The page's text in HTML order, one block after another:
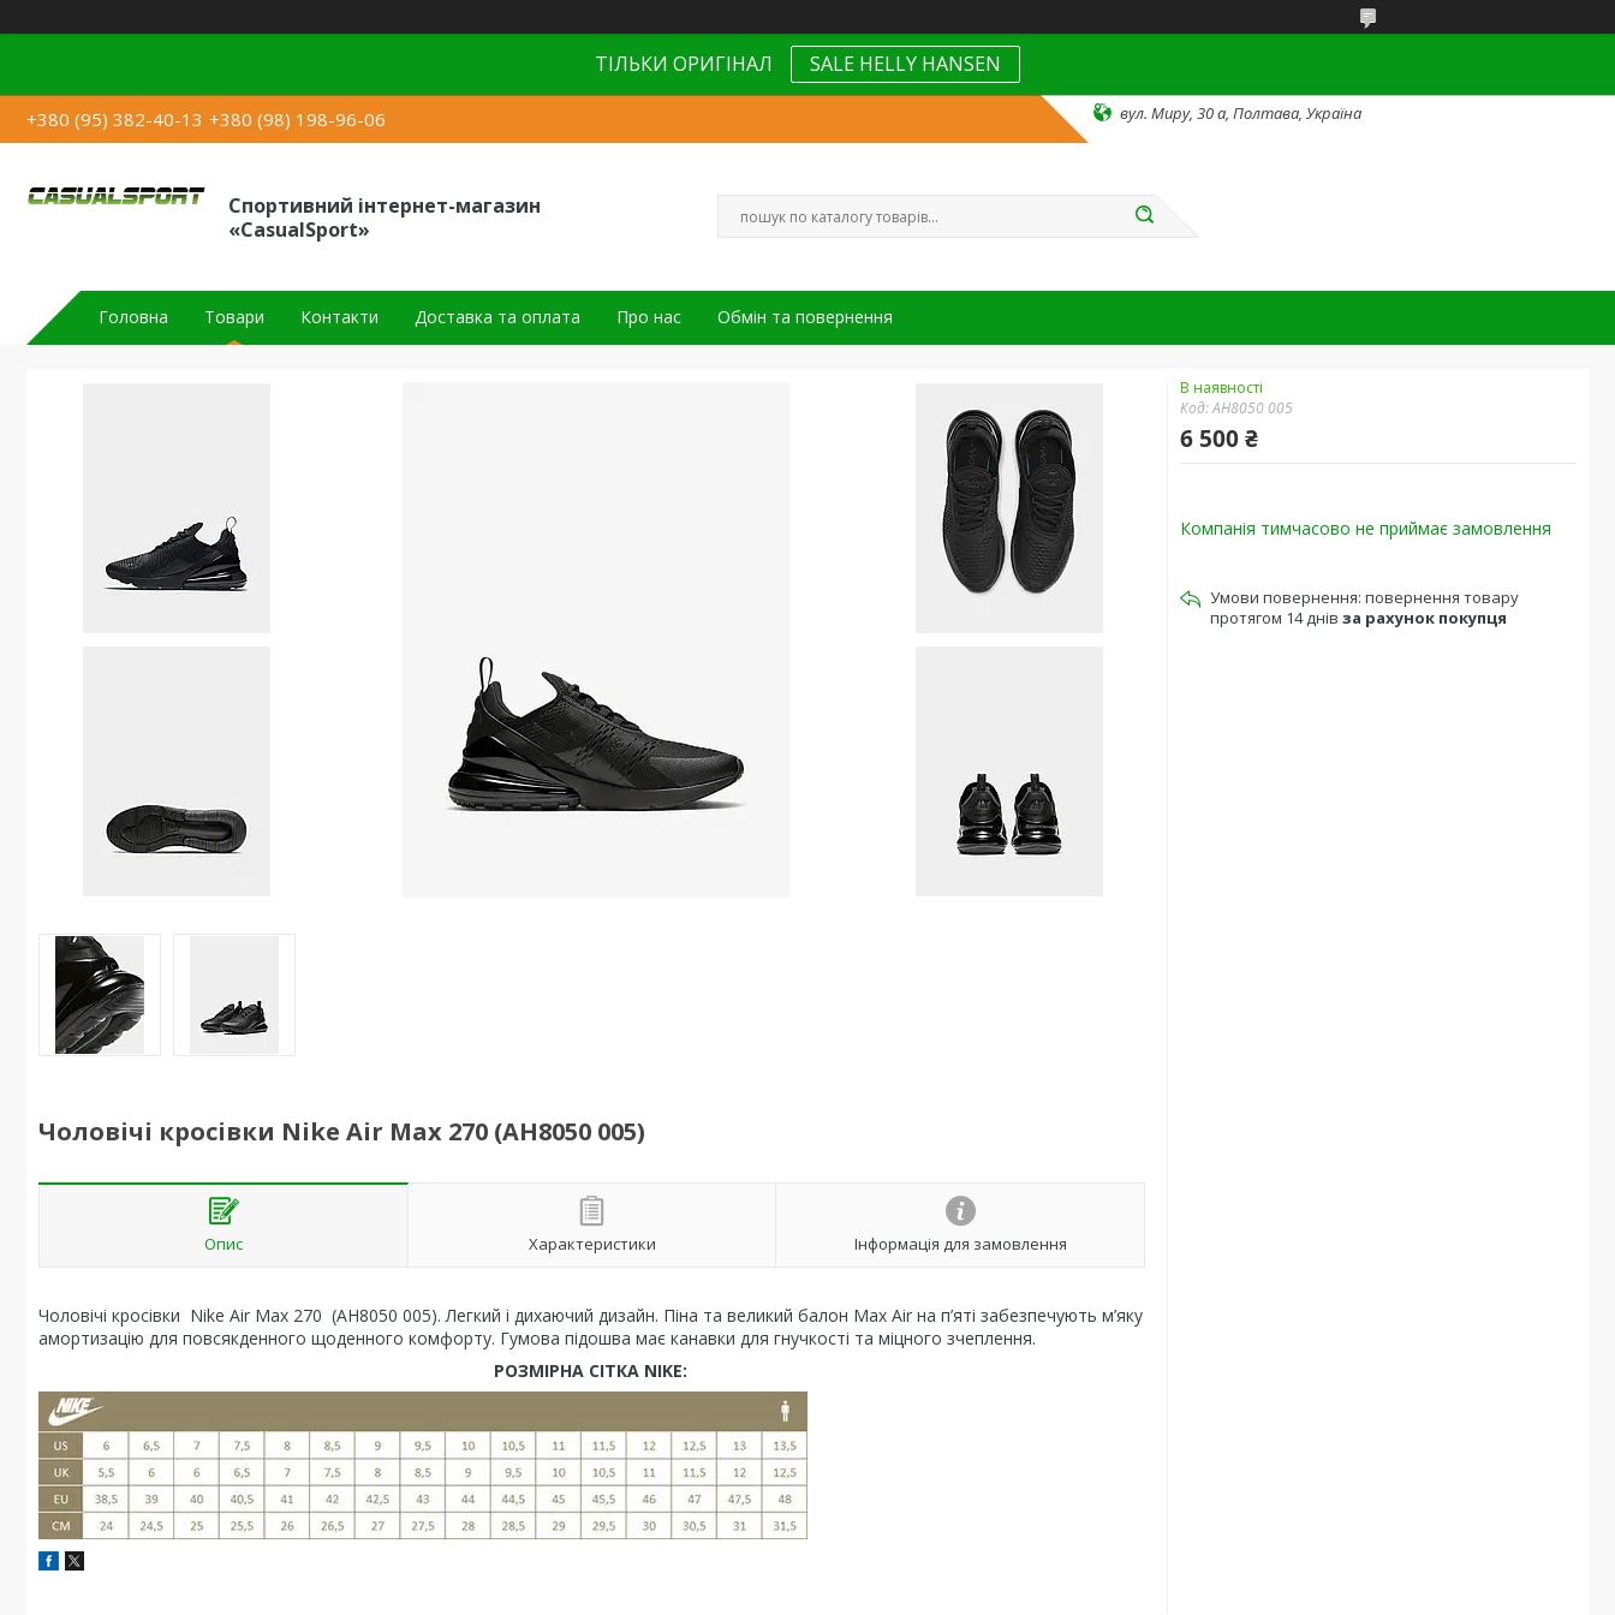
ТІЛЬКИ ОРИГІНАЛ SALE HELLY HANSEN
+380 (95) 382-40-13 +380 (98) 198-96-06 вул. Миру, 30 а, Полтава, Україна
Спортивний інтернет-магазин
«CasualSport»
Головна Товари Контакти Доставка та оплата Про нас Обмін та повернення
Чоловічі кросівки Nike Air Max 270 (AH8050 005)
Опис Характеристики Інформація для замовлення
Чоловічі кросівки Nike Air Max 270 (AH8050 005). Легкий і дихаючий дизайн. Піна та великий балон Max Air на п’яті забезпечують м’яку
амортизацію для повсякденного щоденного комфорту. Гумова підошва має канавки для гнучкості та міцного зчеплення.
РОЗМІРНА СІТКА NIKE:
В наявності
Код:AH8050 005
6 500 ₴
Компанія тимчасово не приймає замовлення
повернення товару
протягом 14 днів за рахунок покупця